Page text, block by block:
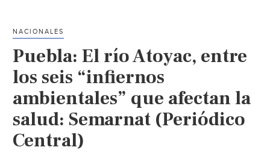
Radio)
NACIONALES
Puebla: El río Atoyac, entre
los seis “infiernos
ambientales” que afectan la
salud: Semarnat (Periódico
Central)